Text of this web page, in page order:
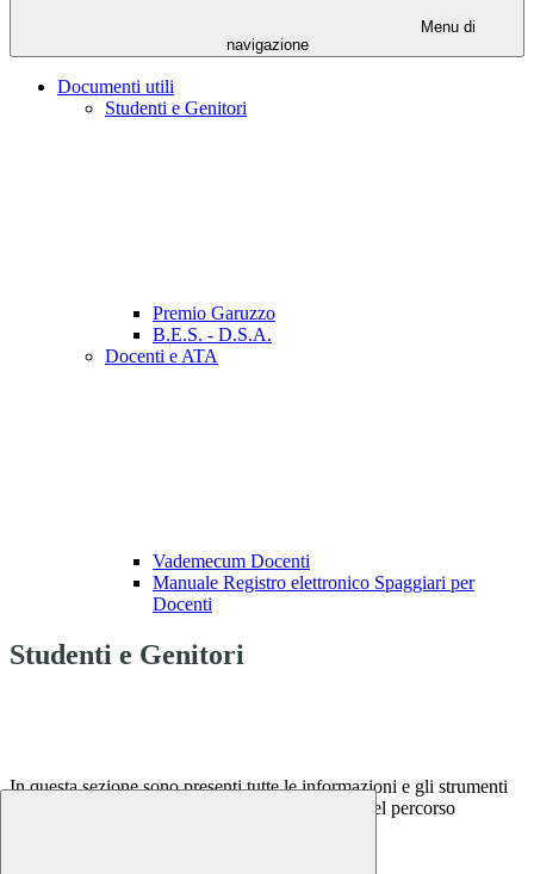
Menu di
navigazione
Documenti utili
Studenti e Genitori
Premio Garuzzo
B.E.S. - D.S.A.
Docenti e ATA
Vademecum Docenti
Manuale Registro elettronico Spaggiari per
Docenti
Studenti e Genitori
In questa sezione sono presenti tutte le informazioni e gli strumenti
utili ai genitori e agli alunni per lo svolgimento del percorso